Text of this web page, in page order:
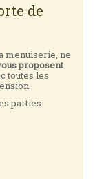
de
menuiserie, ne
proposent
toutes les
parties